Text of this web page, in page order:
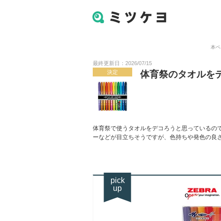
本
最終更新日：2026/07/15
決定
体育祭のタオルを
体育祭で使うタオルをデコろうと思っている
ーなどが目立ちそうですが、色持ちや発色の
pick
up